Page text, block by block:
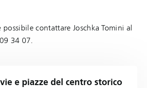
contattare Joschka Tomini al
34 07.
e piazze del centro storico